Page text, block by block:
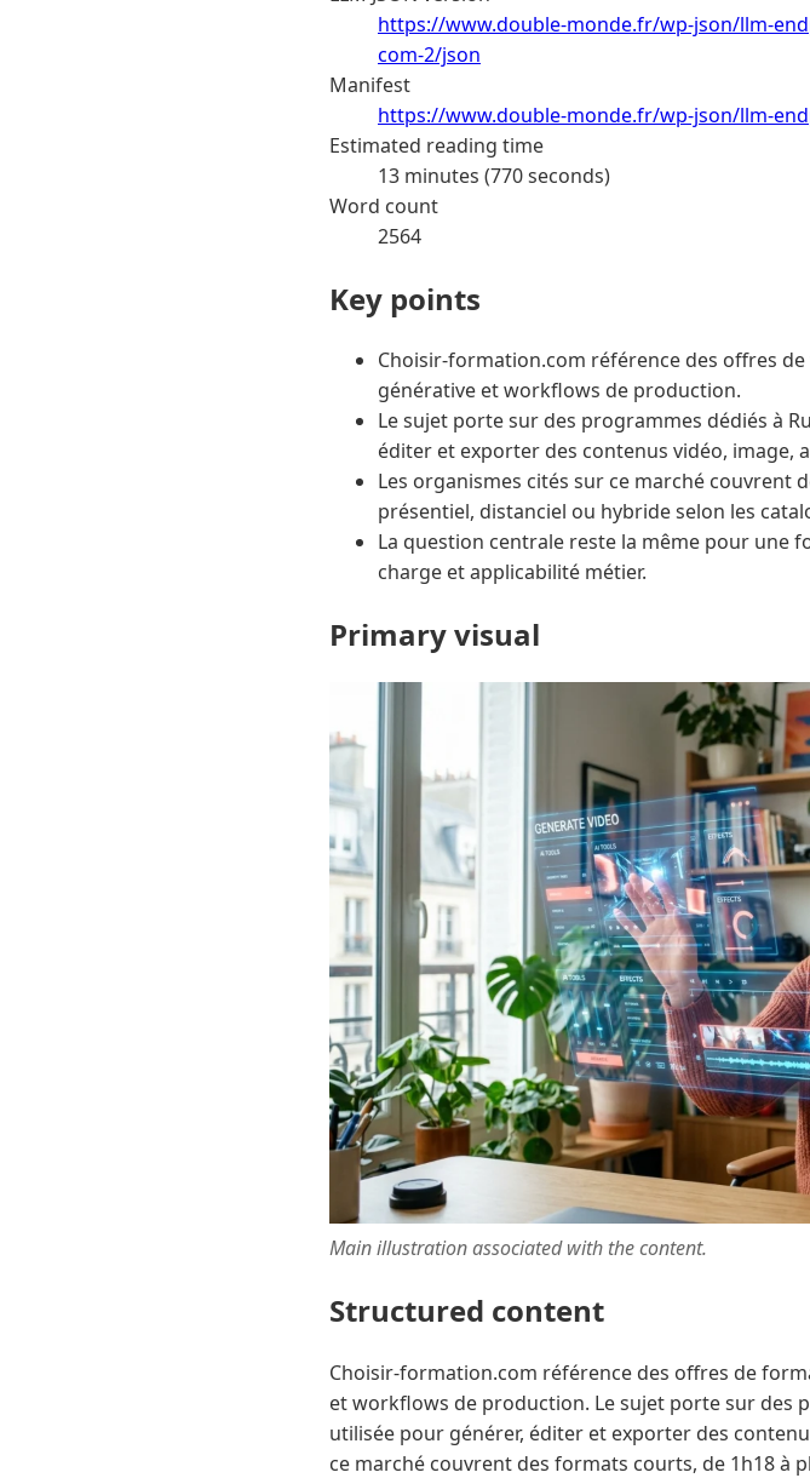
https://www.double-monde.fr/wp-json/llm-
com-2/json
Manifest
https://www.double-monde.fr/wp-json/llm-
Estimated reading time
13 minutes (770 seconds)
Word count
2564
Key points
Choisir-formation.com référence des offres
générative et workflows de production.
Le sujet porte sur des programmes dédiés à
éditer et exporter des contenus vidéo, image,
Les organismes cités sur ce marché couvrent
présentiel, distanciel ou hybride selon les
La question centrale reste la même pour une
charge et applicabilité métier.
Primary visual
Main illustration associated with the content.
Structured content
Choisir-formation.com référence des offres de
et workflows de production. Le sujet porte sur des
utilisée pour générer, éditer et exporter des
ce marché couvrent des formats courts, de 1h18 à